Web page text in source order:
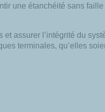
une étanchéité sans faille
assurer l’intégrité du
terminales, qu’elles